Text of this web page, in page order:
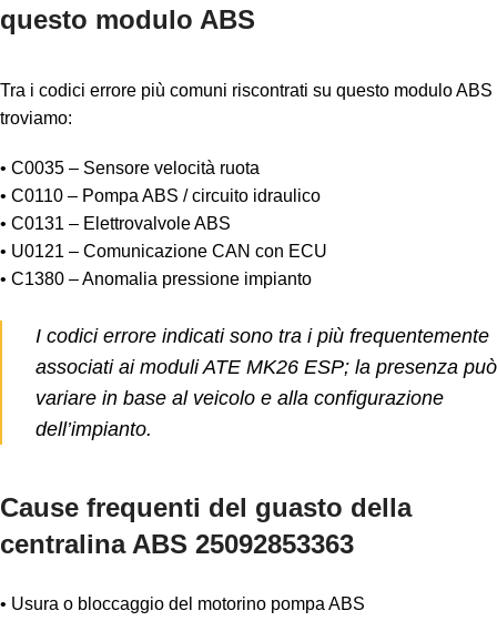
questo modulo ABS
Tra i codici errore più comuni riscontrati su questo modulo ABS
troviamo:
• C0035 – Sensore velocità ruota
• C0110 – Pompa ABS / circuito idraulico
• C0131 – Elettrovalvole ABS
• U0121 – Comunicazione CAN con ECU
• C1380 – Anomalia pressione impianto
I codici errore indicati sono tra i più frequentemente
associati ai moduli ATE MK26 ESP; la presenza può
variare in base al veicolo e alla configurazione
dell’impianto.
Cause frequenti del guasto della
centralina ABS 25092853363
• Usura o bloccaggio del motorino pompa ABS